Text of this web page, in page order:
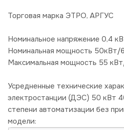
Торговая марка ЭТРО, АРГУС
Номинальное напряжение 0,4 кВ
Номинальная мощность 50кВт/
Максимальная мощность 55
Усредненные технические
электростанции (ДЭС) 50 кВт
степени автоматизации без
модели: